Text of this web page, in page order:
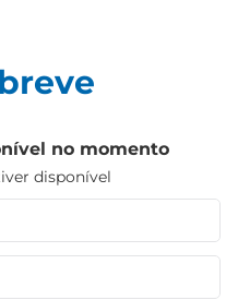
no momento
disponível